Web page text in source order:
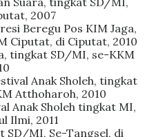
2007
Beregu Pos KIM Jaga,
Ciputat, di Ciputat, 2010
tingkat SD/MI, se-KKM
Anak Sholeh, tingkat
Atthoharoh, 2010
Anak Sholeh tingkat MI,
Ilmi, 2011
SD/MI, Se-Tangsel, di